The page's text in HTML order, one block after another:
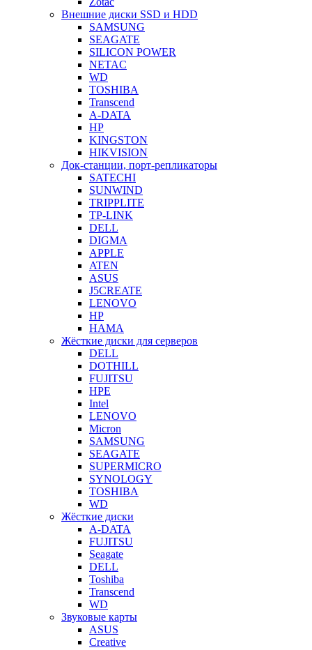
Внешние диски SSD и HDD
SAMSUNG
SEAGATE
SILICON POWER
NETAC
WD
TOSHIBA
Transcend
A-DATA
HP
KINGSTON
HIKVISION
Док-станции, порт-репликаторы
SATECHI
SUNWIND
TRIPPLITE
TP-LINK
DELL
DIGMA
APPLE
ATEN
ASUS
J5CREATE
LENOVO
HP
HAMA
Жёсткие диски для серверов
DELL
DOTHILL
FUJITSU
HPE
Intel
LENOVO
Micron
SAMSUNG
SEAGATE
SUPERMICRO
SYNOLOGY
TOSHIBA
WD
Жёсткие диски
A-DATA
FUJITSU
Seagate
DELL
Toshiba
Transcend
WD
Звуковые карты
ASUS
Creative